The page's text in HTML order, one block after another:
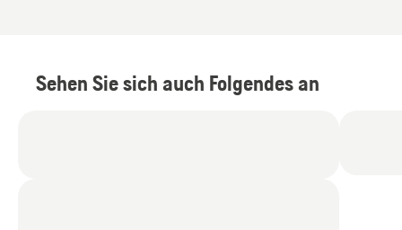
Sehen Sie sich auch Folgendes an